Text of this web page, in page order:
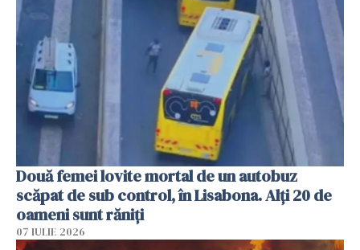
Două femei lovite mortal de un autobuz
scăpat de sub control, în Lisabona. Alți 20 de
oameni sunt răniți
07 IULIE 2026